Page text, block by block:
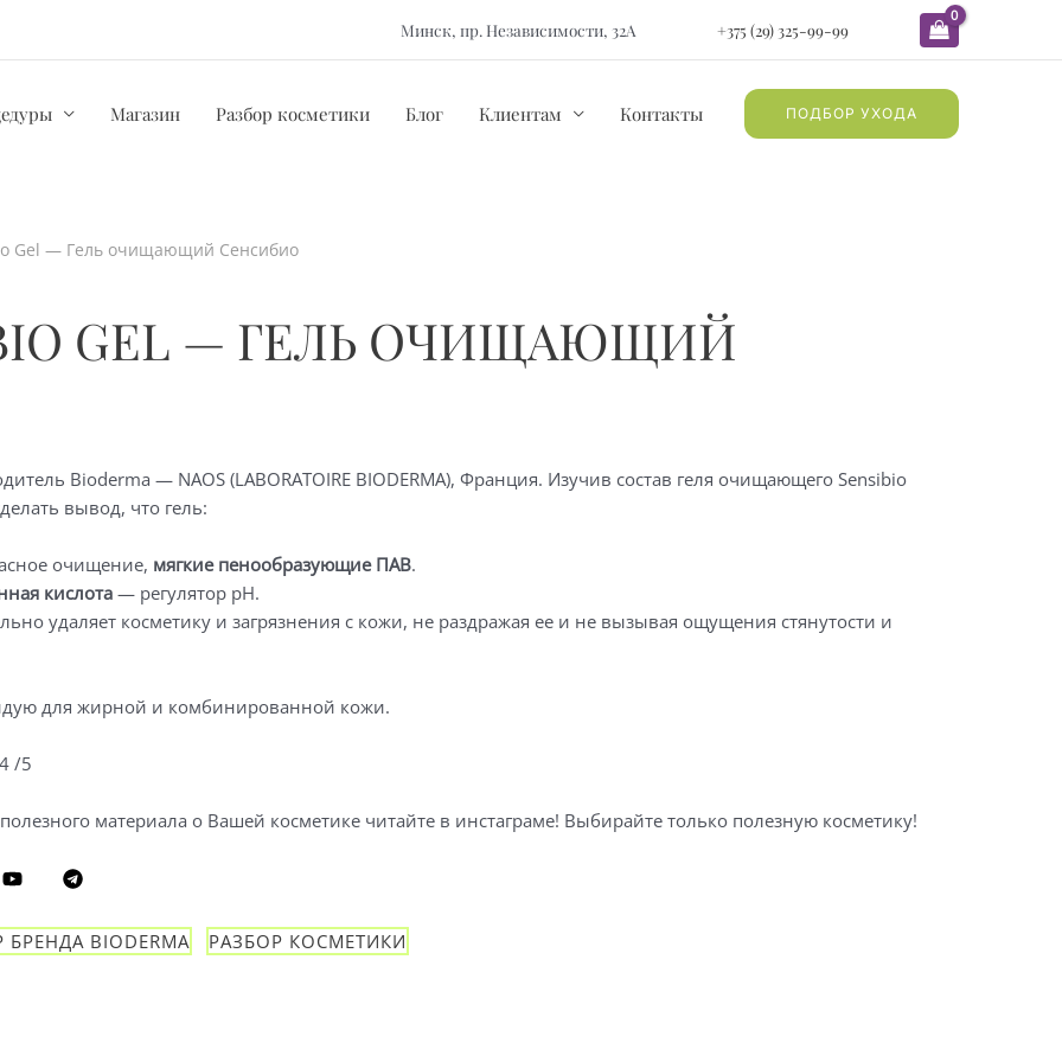
Минск, пр. Независимости, 32А +375 (29) 325-99-99
Магазин Разбор косметики Блог Клиентам Контакты ПОДБОР УХОДА
Gel — Гель очищающий Сенсибио
GEL — ГЕЛЬ ОЧИЩАЮЩИЙ
Bioderma — NAOS (LABORATOIRE BIODERMA), Франция. Изучив состав геля очищающего Sensibio
вывод, что гель:
очищение, мягкие пенообразующие ПАВ.
кислота— регулятор pH.
удаляет косметику и загрязнения с кожи, не раздражая ее и не вызывая ощущения стянутости и
для жирной и комбинированной кожи.
4 /5
материала о Вашей косметике читайте в инстаграме! Выбирайте только полезную косметику!
БРЕНДА BIODERMA РАЗБОР КОСМЕТИКИ